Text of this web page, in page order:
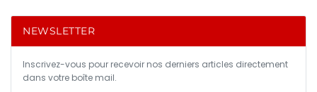
NEWSLETTER
Inscrivez-vous pour recevoir nos derniers articles directement
dans votre boîte mail.